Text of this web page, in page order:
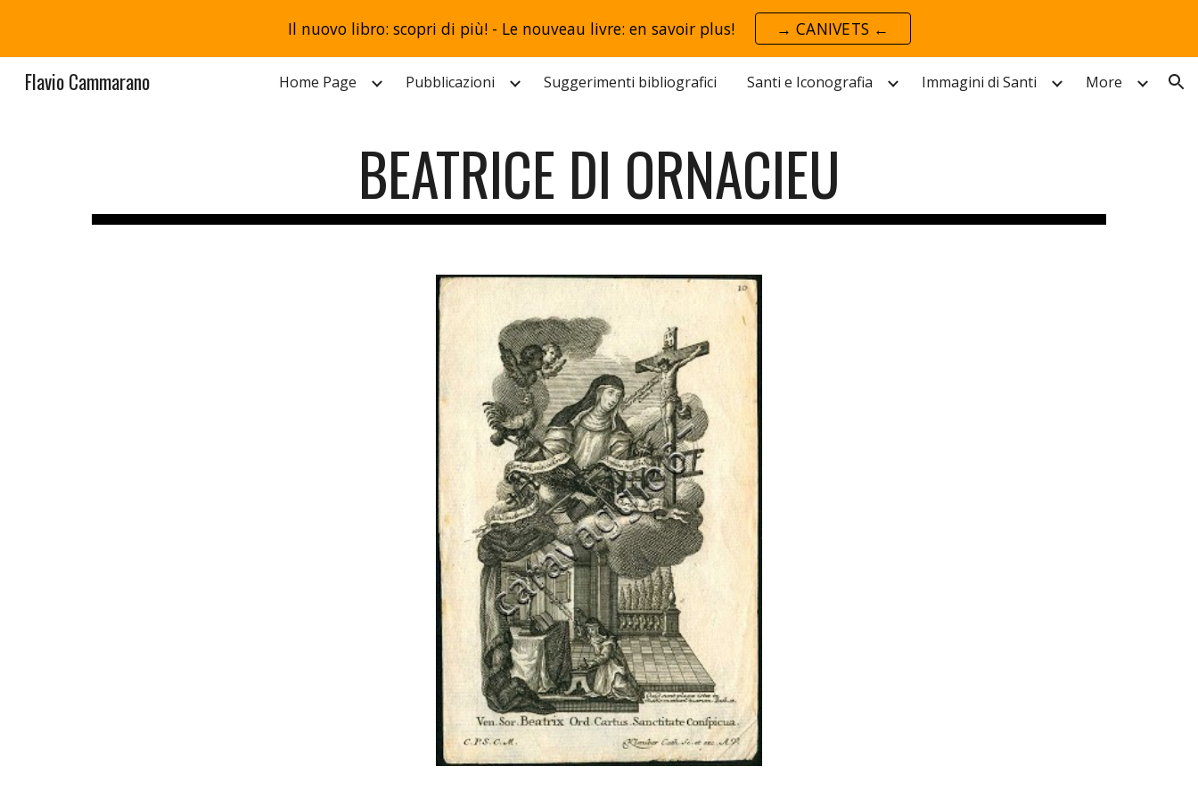
Skip to main content Skip to navigation
Il nuovo libro: scopri di più! - Le nouveau livre: en savoir plus! → CANIVETS ←
Flavio Cammarano Home Page Pubblicazioni Suggerimenti bibliografici Santi e Iconografia Immagini di Santi More
BEATRICE DI ORNACIEU